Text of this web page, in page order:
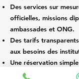
Des services sur
officielles, missions
ambassades et ONG.
Des tarifs
aux besoins des
Une réservation
par téléphone.